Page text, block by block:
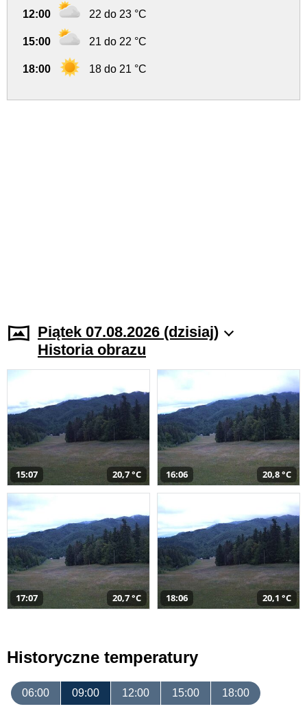
12:00 22 do 23 °C
15:00 21 do 22 °C
18:00 18 do 21 °C
Piątek 07.08.2026 (dzisiaj)
Historia obrazu
15:07 20,7 °C 16:06 20,8 °C
17:07 20,7 °C 18:06 20,1 °C
Historyczne temperatury
06:00 09:00 12:00 15:00 18:00